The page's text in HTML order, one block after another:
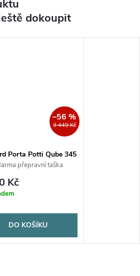
dokoupit
3 449 Kč
–56 %
Porta Potti Qube 345
chemické WC 15 l
přepravní taška
Carry Bag
Kč
DO KOŠÍKU